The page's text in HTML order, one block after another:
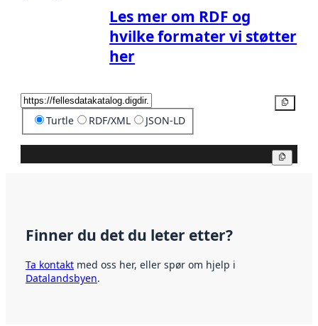
Les mer om RDF og
hvilke formater vi støtter
her
Turtle RDF/XML JSON-LD
Finner du det du leter etter?
Ta kontakt med oss her, eller spør om hjelp i
Datalandsbyen.